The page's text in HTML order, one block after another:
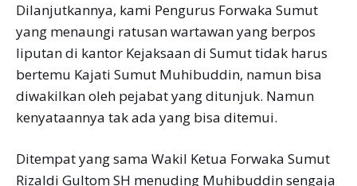
Dilanjutkannya, kami Pengurus Forwaka Sumut
yang menaungi ratusan wartawan yang berpos
liputan di kantor Kejaksaan di Sumut tidak harus
bertemu Kajati Sumut Muhibuddin, namun bisa
diwakilkan oleh pejabat yang ditunjuk. Namun
kenyataannya tak ada yang bisa ditemui.
Ditempat yang sama Wakil Ketua Forwaka Sumut
Rizaldi Gultom SH menuding Muhibuddin sengaja